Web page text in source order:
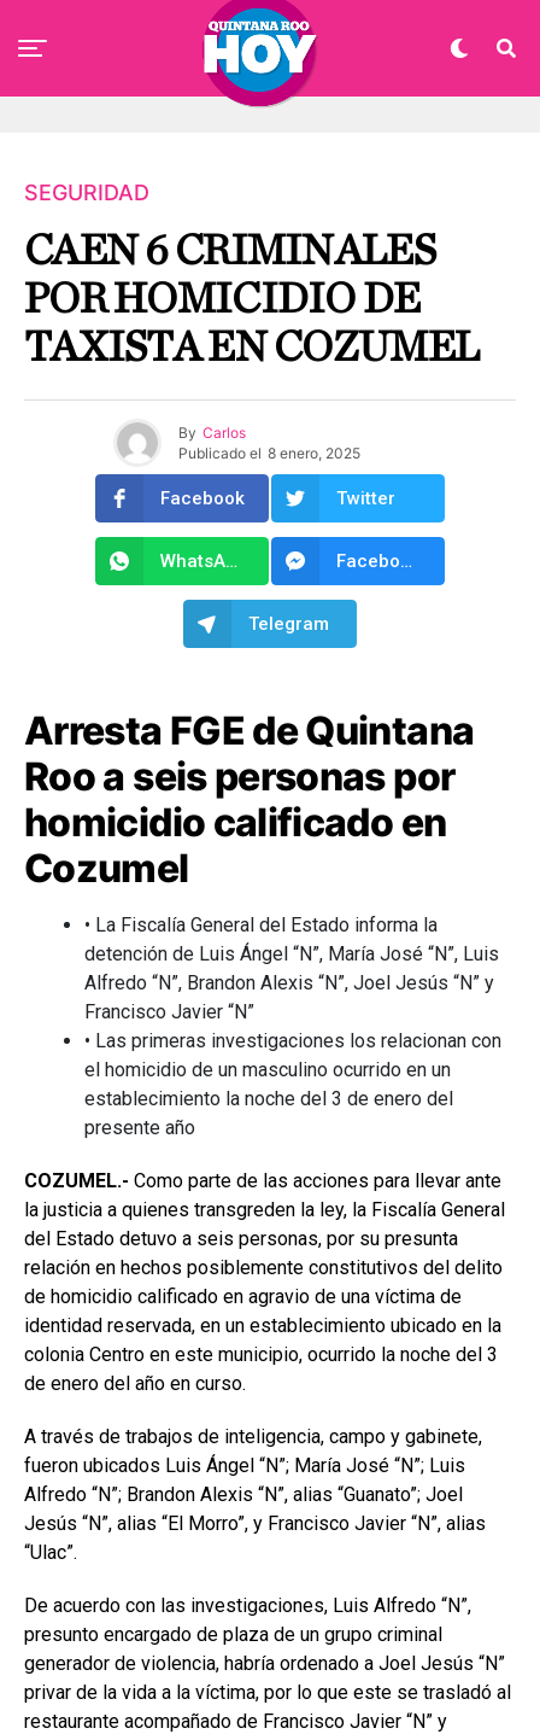
SEGURIDAD
CAEN 6 CRIMINALES
POR HOMICIDIO DE
TAXISTA EN COZUMEL
By Carlos
Publicado el 8 enero, 2025
Facebook Twitter
WhatsApp Facebook Messenger
Telegram
Arresta FGE de Quintana
Roo a seis personas por
homicidio calificado en
Cozumel
• La Fiscalía General del Estado informa la
detención de Luis Ángel “N”, María José “N”, Luis
Alfredo “N”, Brandon Alexis “N”, Joel Jesús “N” y
Francisco Javier “N”
• Las primeras investigaciones los relacionan con
el homicidio de un masculino ocurrido en un
establecimiento la noche del 3 de enero del
presente año
COZUMEL.- Como parte de las acciones para llevar ante
la justicia a quienes transgreden la ley, la Fiscalía General
del Estado detuvo a seis personas, por su presunta
relación en hechos posiblemente constitutivos del delito
de homicidio calificado en agravio de una víctima de
identidad reservada, en un establecimiento ubicado en la
colonia Centro en este municipio, ocurrido la noche del 3
de enero del año en curso.
A través de trabajos de inteligencia, campo y gabinete,
fueron ubicados Luis Ángel “N”; María José “N”; Luis
Alfredo “N”; Brandon Alexis “N”, alias “Guanato”; Joel
Jesús “N”, alias “El Morro”, y Francisco Javier “N”, alias
“Ulac”.
De acuerdo con las investigaciones, Luis Alfredo “N”,
presunto encargado de plaza de un grupo criminal
generador de violencia, habría ordenado a Joel Jesús “N”
privar de la vida a la víctima, por lo que este se trasladó al
restaurante acompañado de Francisco Javier “N” y